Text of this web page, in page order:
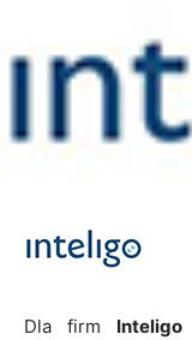
Dla firm Inteligo